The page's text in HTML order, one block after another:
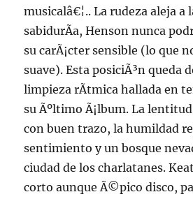
musicalâ€¦.. La rudeza aleja a
sabidurÃ­a, Henson nunca
su carÃ¡cter sensible (lo que
suave). Esta posiciÃ³n queda
limpieza rÃ­tmica hallada en
su Ãºltimo Ã¡lbum. La
con buen trazo, la humildad
sentimiento y un bosque
ciudad de los charlatanes.
corto aunque Ã©pico disco,